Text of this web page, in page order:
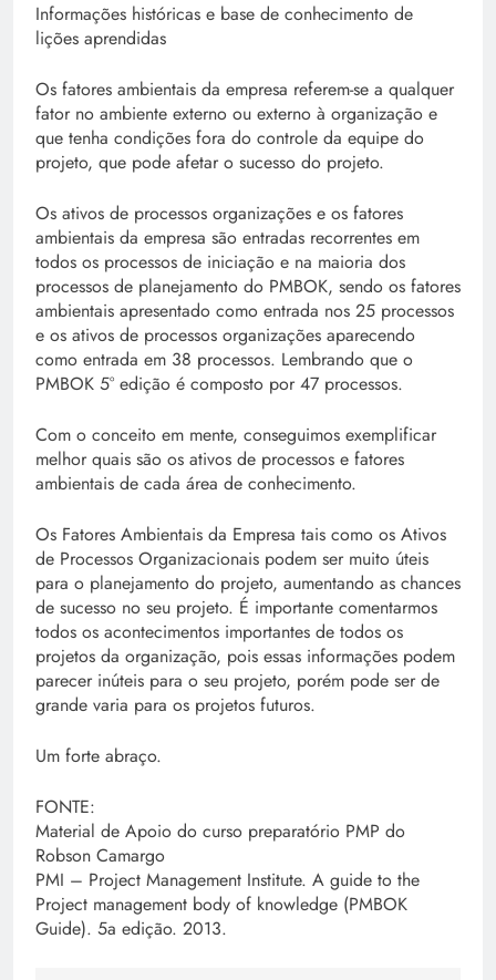
Informações históricas e base de conhecimento de
lições aprendidas
Os fatores ambientais da empresa referem-se a qualquer
fator no ambiente externo ou externo à organização e
que tenha condições fora do controle da equipe do
projeto, que pode afetar o sucesso do projeto.
Os ativos de processos organizações e os fatores
ambientais da empresa são entradas recorrentes em
todos os processos de iniciação e na maioria dos
processos de planejamento do PMBOK, sendo os fatores
ambientais apresentado como entrada nos 25 processos
e os ativos de processos organizações aparecendo
como entrada em 38 processos. Lembrando que o
PMBOK 5° edição é composto por 47 processos.
Com o conceito em mente, conseguimos exemplificar
melhor quais são os ativos de processos e fatores
ambientais de cada área de conhecimento.
Os Fatores Ambientais da Empresa tais como os Ativos
de Processos Organizacionais podem ser muito úteis
para o planejamento do projeto, aumentando as chances
de sucesso no seu projeto. É importante comentarmos
todos os acontecimentos importantes de todos os
projetos da organização, pois essas informações podem
parecer inúteis para o seu projeto, porém pode ser de
grande varia para os projetos futuros.
Um forte abraço.
FONTE:
Material de Apoio do curso preparatório PMP do
Robson Camargo
PMI – Project Management Institute. A guide to the
Project management body of knowledge (PMBOK
Guide). 5a edição. 2013.